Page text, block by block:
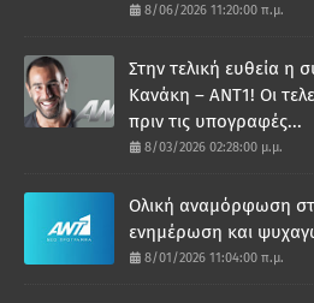
8/06/2026 11:20:00 π.μ.
Στην τελική ευθεία η
Κανάκη – ΑΝΤ1! Οι
πριν τις υπογραφές...
8/03/2026 02:28:00 μ.μ.
Ολική αναμόρφωση
ενημέρωση και
8/01/2026 11:04:00 π.μ.